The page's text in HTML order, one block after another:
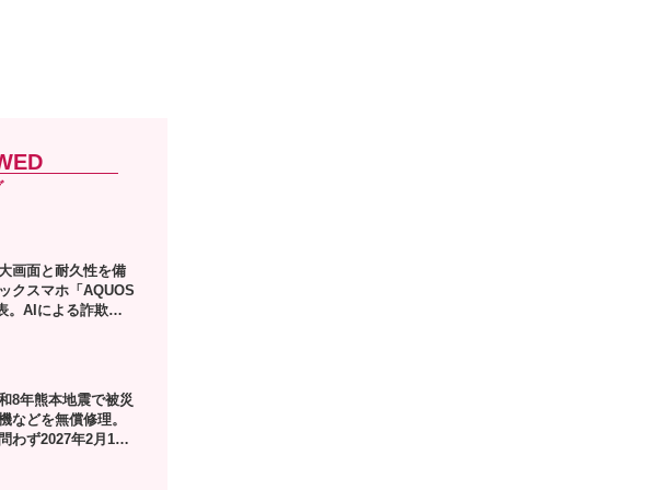
画面と耐久性を備
クスマホ「AQUOS
。AIによる詐欺電
8年熊本地震で被災
などを無償修理。
わず2027年2月1日